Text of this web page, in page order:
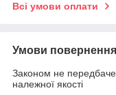
Всі умови оплати
Умови повернення
Законом не
належної якості